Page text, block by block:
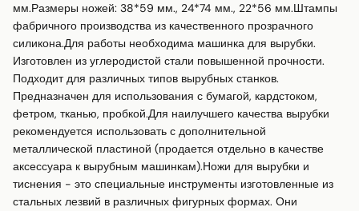
мм.Размеры ножей: 38*59 мм., 24*74 мм., 22*56 мм.Штампы
фабричного производства из качественного прозрачного
силикона.Для работы необходима машинка для вырубки.
Изготовлен из углеродистой стали повышенной прочности.
Подходит для различных типов вырубных станков.
Предназначен для использования с бумагой, кардстоком,
фетром, тканью, пробкой.Для наилучшего качества вырубки
рекомендуется использовать с дополнительной
металлической пластиной (продается отдельно в качестве
аксессуара к вырубным машинкам).Ножи для вырубки и
тиснения - это специальные инструменты изготовленные из
стальных лезвий в различных фигурных формах. Они